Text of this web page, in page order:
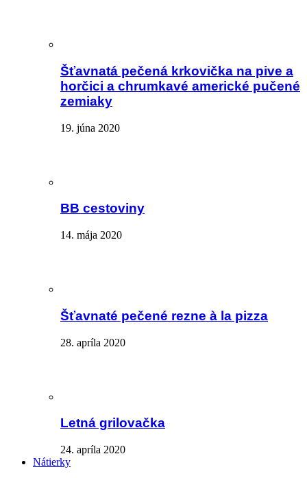
Šťavnatá pečená krkovička na pive a
horčici a chrumkavé americké pučené
zemiaky
19. júna 2020
BB cestoviny
14. mája 2020
Šťavnaté pečené rezne à la pizza
28. apríla 2020
Letná grilovačka
24. apríla 2020
Nátierky